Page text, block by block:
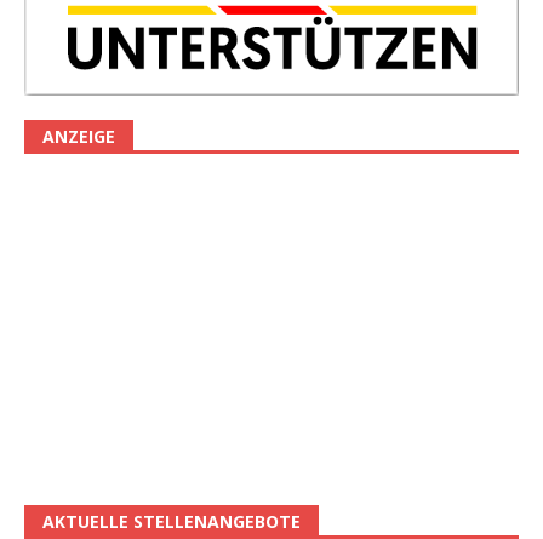
ANZEIGE
AKTUELLE STELLENANGEBOTE